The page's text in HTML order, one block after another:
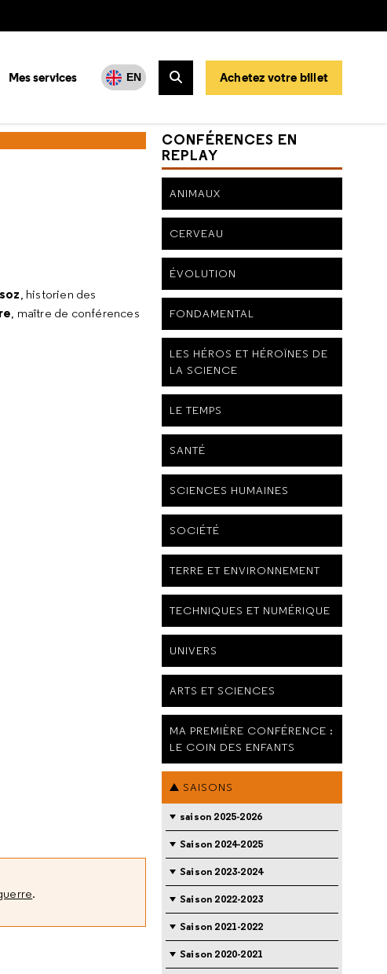
Mes services EN
Rechercher
Achetez votre billet
, historien des
, maître de conférences
.
CONFÉRENCES EN
REPLAY
ANIMAUX
CERVEAU
ÉVOLUTION
FONDAMENTAL
LES HÉROS ET HÉROÏNES DE
LA SCIENCE
LE TEMPS
SANTÉ
SCIENCES HUMAINES
SOCIÉTÉ
TERRE ET ENVIRONNEMENT
TECHNIQUES ET NUMÉRIQUE
UNIVERS
ARTS ET SCIENCES
MA PREMIÈRE CONFÉRENCE :
LE COIN DES ENFANTS
SAISONS
saison 2025-2026
Saison 2024-2025
Saison 2023-2024
Saison 2022-2023
Saison 2021-2022
Saison 2020-2021